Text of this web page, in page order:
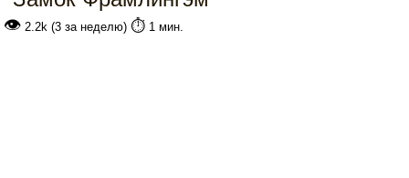
👁 2.2k (3 за неделю) ⏱️ 1 мин.